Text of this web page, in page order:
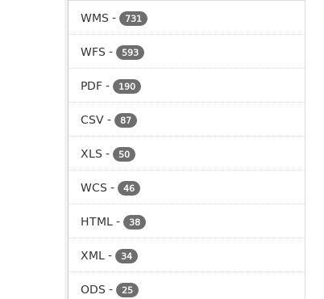
WMS - 731
WFS - 593
PDF- 190
CSV- 87
XLS - 50
WCS - 46
HTML- 38
XML- 34
ODS - 25